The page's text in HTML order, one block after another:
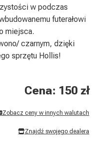
w podczas
futerałowi
miejsca.
czarnym, dzięki
sprzętu Hollis!
Cena: 150 zł
Zobacz ceny w innych walutach
Znajdź swojego dealera